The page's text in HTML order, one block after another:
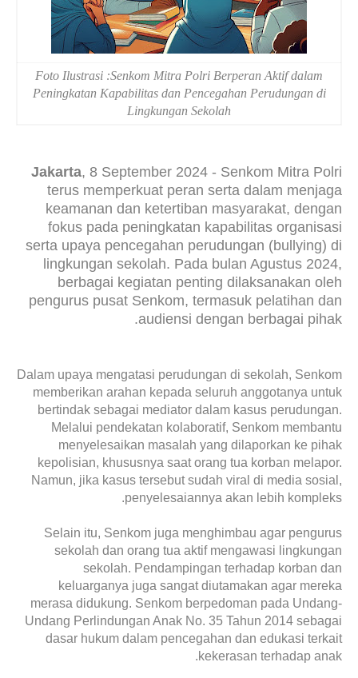
Foto Ilustrasi :Senkom Mitra Polri Berperan Aktif dalam
Peningkatan Kapabilitas dan Pencegahan Perudungan di
Lingkungan Sekolah
Jakarta, 8 September 2024 - Senkom Mitra Polri
terus memperkuat peran serta dalam menjaga
keamanan dan ketertiban masyarakat, dengan
fokus pada peningkatan kapabilitas organisasi
serta upaya pencegahan perudungan (bullying) di
lingkungan sekolah. Pada bulan Agustus 2024,
berbagai kegiatan penting dilaksanakan oleh
pengurus pusat Senkom, termasuk pelatihan dan
audiensi dengan berbagai pihak.
Dalam upaya mengatasi perudungan di sekolah, Senkom
memberikan arahan kepada seluruh anggotanya untuk
bertindak sebagai mediator dalam kasus perudungan.
Melalui pendekatan kolaboratif, Senkom membantu
menyelesaikan masalah yang dilaporkan ke pihak
kepolisian, khususnya saat orang tua korban melapor.
Namun, jika kasus tersebut sudah viral di media sosial,
penyelesaiannya akan lebih kompleks.
Selain itu, Senkom juga menghimbau agar pengurus
sekolah dan orang tua aktif mengawasi lingkungan
sekolah. Pendampingan terhadap korban dan
keluarganya juga sangat diutamakan agar mereka
merasa didukung. Senkom berpedoman pada Undang-
Undang Perlindungan Anak No. 35 Tahun 2014 sebagai
dasar hukum dalam pencegahan dan edukasi terkait
kekerasan terhadap anak.